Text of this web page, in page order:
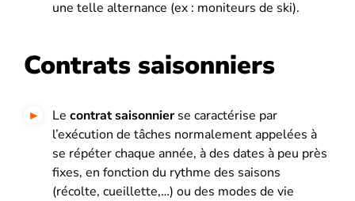
une telle alternance (ex : moniteurs de ski).
Contrats saisonniers
Le contrat saisonnierse caractérise par
l’exécution de tâches normalement appelées à
se répéter chaque année, à des dates à peu près
fixes, en fonction du rythme des saisons
(récolte, cueillette,…) ou des modes de vie